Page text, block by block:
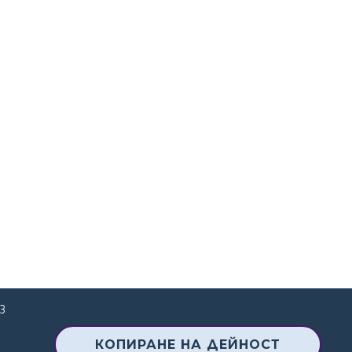
КОПИРАНЕ НА ДЕЙНОСТ